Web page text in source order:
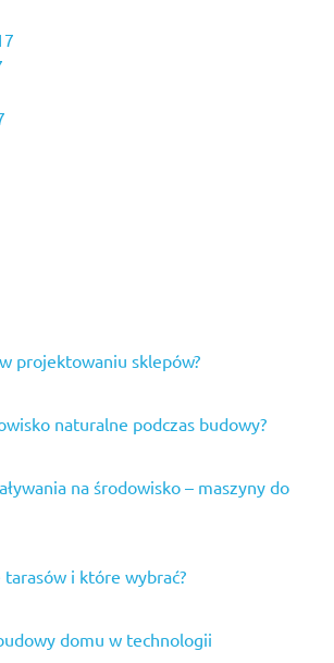
projektowaniu sklepów?
naturalne podczas budowy?
na środowisko – maszyny do
tarasów i które wybrać?
domu w technologii